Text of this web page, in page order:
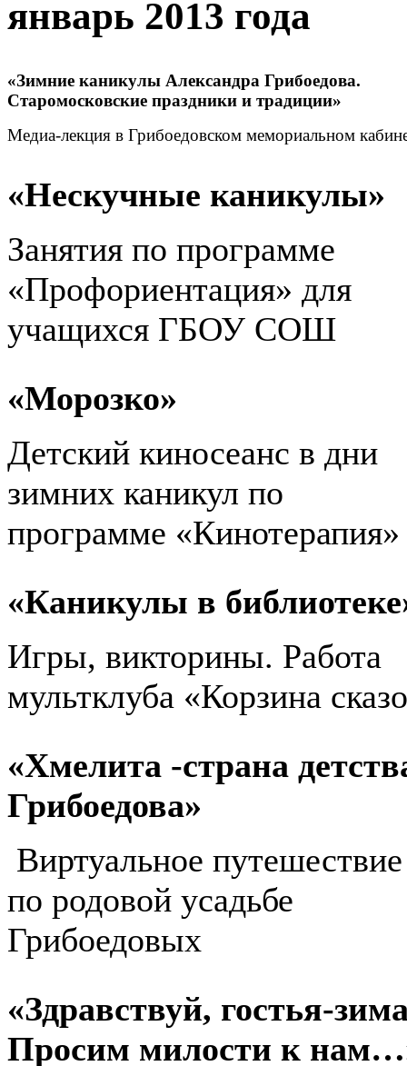
январь 2013 года
«Зимние каникулы Александра Грибоедова.
Старомосковские праздники и традиции»
Медиа-лекция в Грибоедовском мемориальном
«Нескучные каникулы»
Занятия по программе
«Профориентация» для
учащихся ГБОУ СОШ
«Морозко»
Детский киносеанс в дни
зимних каникул по
программе «Кинотерапия»
«Каникулы в
Игры, викторины. Работа
мультклуба «Корзина
«Хмелита -страна
Грибоедова»
Виртуальное путешествие
по родовой усадьбе
Грибоедовых
«Здравствуй, гостья-
Просим милости к